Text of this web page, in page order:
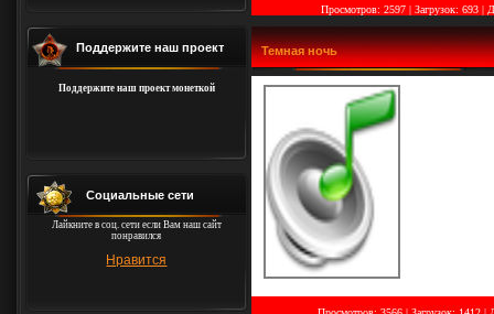
Поддержите наш проект
Поддержите наш проект монеткой
Социальные сети
Лайкните в соц. сети если Вам наш сайт
понравился
Нравится
Просмотров: 2597 | Загрузок: 693 |
Темная ночь